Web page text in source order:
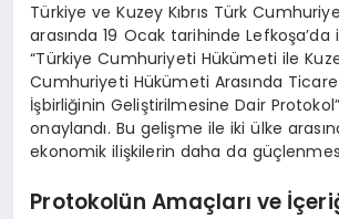
Türkiye ve Kuzey Kıbrıs Türk
arasında 19 Ocak tarihinde
“Türkiye Cumhuriyeti Hükümeti ile
Cumhuriyeti Hükümeti Arasında
İşbirliğinin Geliştirilmesine Dair
onaylandı. Bu gelişme ile iki ülke
ekonomik ilişkilerin daha da
Protokolün Amaçları ve